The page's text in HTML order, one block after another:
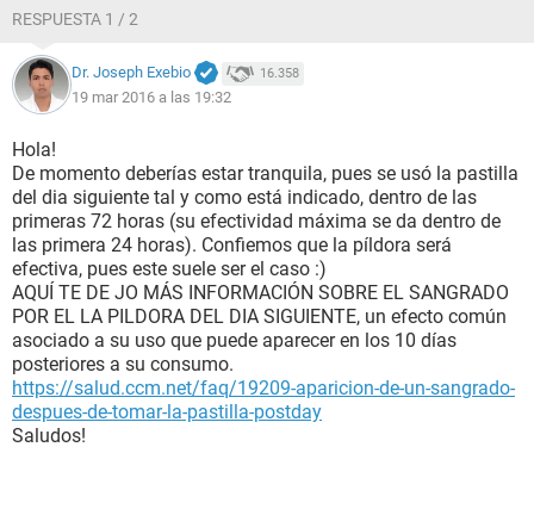
RESPUESTA 1 / 2
Dr. Joseph Exebio 16.358
19 mar 2016 a las 19:32
Hola!
De momento deberías estar tranquila, pues se usó la pastilla
del dia siguiente tal y como está indicado, dentro de las
primeras 72 horas (su efectividad máxima se da dentro de
las primera 24 horas). Confiemos que la píldora será
efectiva, pues este suele ser el caso :)
AQUÍ TE DE JO MÁS INFORMACIÓN SOBRE EL SANGRADO
POR EL LA PILDORA DEL DIA SIGUIENTE, un efecto común
asociado a su uso que puede aparecer en los 10 días
posteriores a su consumo.
https://salud.ccm.net/faq/19209-aparicion-de-un-sangrado-
despues-de-tomar-la-pastilla-postday
Saludos!